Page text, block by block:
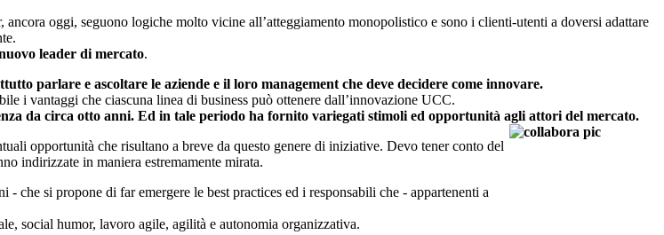
ancora oggi, seguono logiche molto vicine all’atteggiamento monopolistico e sono i clienti-utenti a doversi adattare
leader di mercato.
parlare e ascoltare le aziende e il loro management che deve decidere come innovare.
i vantaggi che ciascuna linea di business può ottenere dall’innovazione UCC.
da circa otto anni. Ed in tale periodo ha fornito variegati stimoli ed opportunità agli attori del mercato.
opportunità che risultano a breve da questo genere di iniziative. Devo tener conto del
indirizzate in maniera estremamente mirata.
che si propone di far emergere le best practices ed i responsabili che - appartenenti a
social humor, lavoro agile, agilità e autonomia organizzativa.